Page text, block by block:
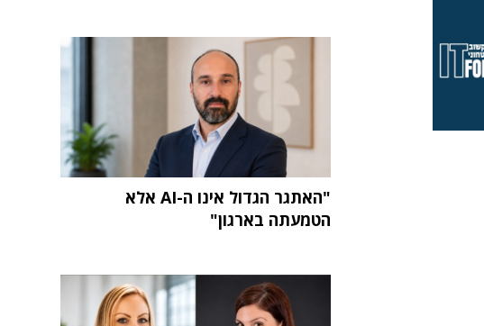
"האתגר הגדול אינו ה-AI אלא
הטמעתה בארגון"